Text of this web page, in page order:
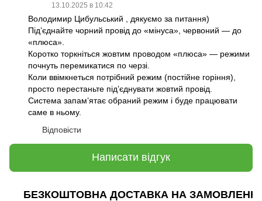
13.10.2025 в 10:42
Володимир Цибульський , дякуємо за питання)
Під’єднайте чорний провід до «мінуса», червоний — до
«плюса».
Коротко торкніться жовтим проводом «плюса» — режими
почнуть перемикатися по черзі.
Коли ввімкнеться потрібний режим (постійне горіння),
просто перестаньте під’єднувати жовтий провід.
Система запам’ятає обраний режим і буде працювати
саме в ньому.
Відповісти
Написати відгук
БЕЗКОШТОВНА ДОСТАВКА НА ЗАМОВЛЕННЯ